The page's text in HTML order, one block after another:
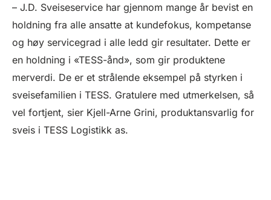
– J.D. Sveiseservice har gjennom mange år bevist en
holdning fra alle ansatte at kundefokus, kompetanse
og høy servicegrad i alle ledd gir resultater. Dette er
en holdning i «TESS-ånd», som gir produktene
merverdi. De er et strålende eksempel på styrken i
sveisefamilien i TESS. Gratulere med utmerkelsen, så
vel fortjent, sier Kjell-Arne Grini, produktansvarlig for
sveis i TESS Logistikk as.